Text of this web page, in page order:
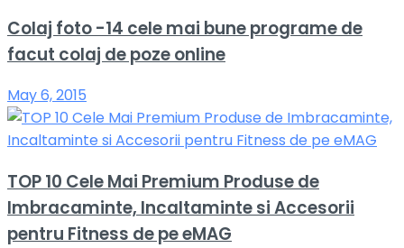
Colaj foto -14 cele mai bune programe de
facut colaj de poze online
May 6, 2015
TOP 10 Cele Mai Premium Produse de
Imbracaminte, Incaltaminte si Accesorii
pentru Fitness de pe eMAG